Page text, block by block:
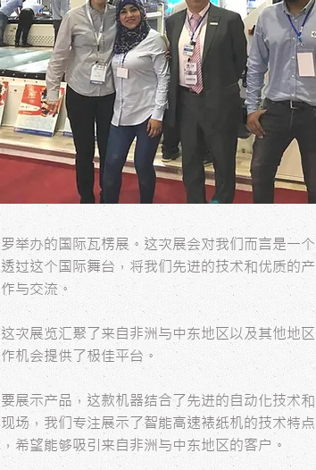
举办的国际瓦楞展。这次展会对我们而言是一
过这个国际舞台，将我们先进的技术和优质的
与交流。
次展览汇聚了来自非洲与中东地区以及其他地
机会提供了极佳平台。
展示产品，这款机器结合了先进的自动化技术
场，我们专注展示了智能高速裱纸机的技术特
希望能够吸引来自非洲与中东地区的客户。